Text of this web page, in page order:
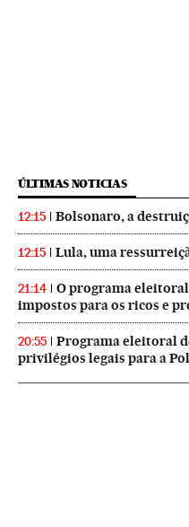
ÚLTIMAS NOTICIAS
12:15 Bolsonaro, a
12:15 Lula, uma
21:14
O programa eleitoral
impostos para os ricos e
20:55
Programa eleitoral
privilégios legais para a